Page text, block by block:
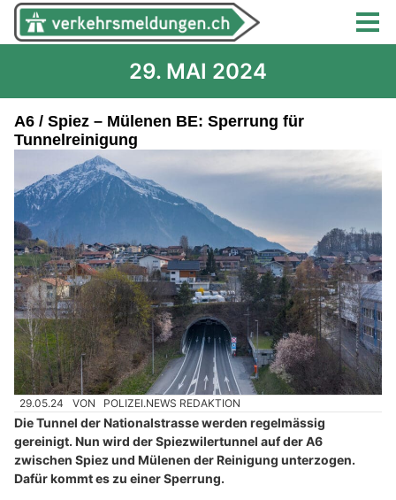
29. MAI 2024
A6 / Spiez – Mülenen BE: Sperrung für
Tunnelreinigung
29.05.24 VON POLIZEI.NEWS REDAKTION
Die Tunnel der Nationalstrasse werden regelmässig
gereinigt. Nun wird der Spiezwilertunnel auf der A6
zwischen Spiez und Mülenen der Reinigung unterzogen.
Dafür kommt es zu einer Sperrung.